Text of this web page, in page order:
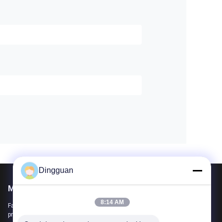
Mail nous
Faites-nous part de vos besoins. Nous connecterons les meilleurs
produits avec vous.
Dingguan
8:14 AM